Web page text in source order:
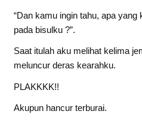
“Dan kamu ingin tahu, apa
pada bisulku ?”.
Saat itulah aku melihat kelima
meluncur deras kearahku.
PLAKKKK!!
Akupun hancur terburai.